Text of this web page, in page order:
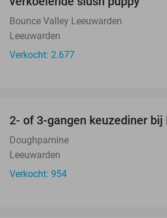
Bounce Valley Leeuwarden
Leeuwarden
Verkocht: 2.677
2- of 3-gangen keuzediner bij
Doughpamine
Leeuwarden
Verkocht: 954